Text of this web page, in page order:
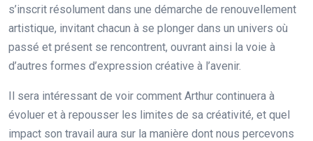
s’inscrit résolument dans une démarche de renouvellement
artistique, invitant chacun à se plonger dans un univers où
passé et présent se rencontrent, ouvrant ainsi la voie à
d’autres formes d’expression créative à l’avenir.
Il sera intéressant de voir comment Arthur continuera à
évoluer et à repousser les limites de sa créativité, et quel
impact son travail aura sur la manière dont nous percevons